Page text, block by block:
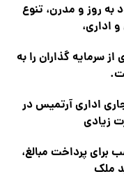
به روز و مدرن، تنوع
اداری،
سرمایه گذاران را به
اداری آرتمیس در
زیادی
برای پرداخت مبالغ،
ملک